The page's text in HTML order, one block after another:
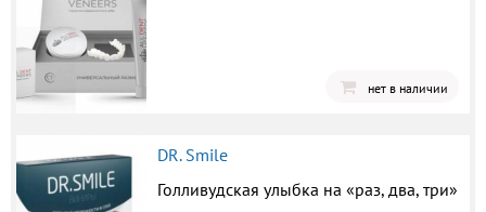
нет в наличии
DR. Smile
Голливудская улыбка на «раз, два, три»